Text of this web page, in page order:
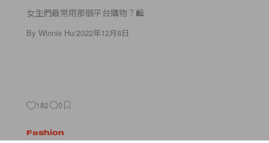
女生們最常用那個平台購物？🛍
By Winnie Hu/2022年12月8日
182 0
Fashion